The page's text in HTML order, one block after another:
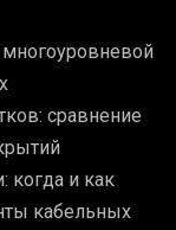
сравнение
когда и как
кабельных